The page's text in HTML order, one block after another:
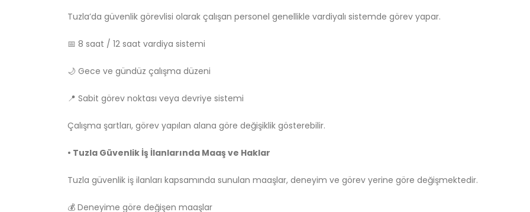
Tuzla’da güvenlik görevlisi olarak çalışan personel genellikle vardiyalı sistemde görev yapar.
📅 8 saat / 12 saat vardiya sistemi
🌙 Gece ve gündüz çalışma düzeni
📍 Sabit görev noktası veya devriye sistemi
Çalışma şartları, görev yapılan alana göre değişiklik gösterebilir.
• Tuzla Güvenlik İş İlanlarında Maaş ve Haklar
Tuzla güvenlik iş ilanları kapsamında sunulan maaşlar, deneyim ve görev yerine göre değişmektedir.
💰 Deneyime göre değişen maaşlar